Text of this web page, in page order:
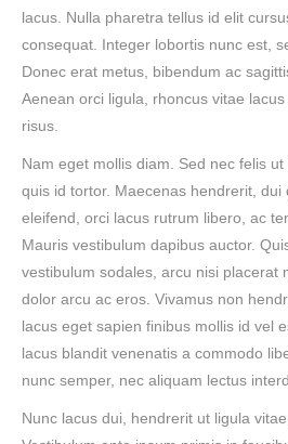
lacus. Nulla pharetra tellus id elit
consequat. Integer lobortis nunc est,
Donec erat metus, bibendum ac
Aenean orci ligula, rhoncus vitae
risus.
Nam eget mollis diam. Sed nec felis
quis id tortor. Maecenas hendrerit, dui
eleifend, orci lacus rutrum libero, ac
Mauris vestibulum dapibus auctor.
vestibulum sodales, arcu nisi placerat
dolor arcu ac eros. Vivamus non
lacus eget sapien finibus mollis id vel
lacus blandit venenatis a commodo
nunc semper, nec aliquam lectus
Nunc lacus dui, hendrerit ut ligula